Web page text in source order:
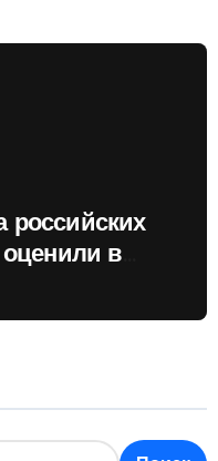
российских
в